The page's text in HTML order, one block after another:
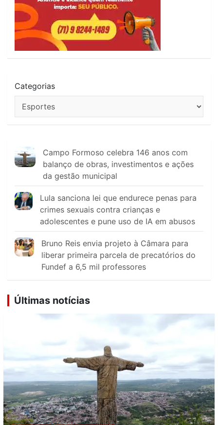
Categorias
Campo Formoso celebra 146 anos com
balanço de obras, investimentos e ações
da gestão municipal
Lula sanciona lei que endurece penas para
crimes sexuais contra crianças e
adolescentes e pune uso de IA em abusos
Bruno Reis envia projeto à Câmara para
liberar primeira parcela de precatórios do
Fundef a 6,5 mil professores
Últimas notícias